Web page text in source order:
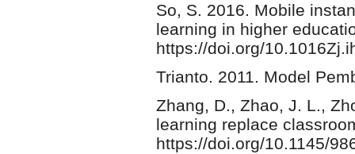
So, S. 2016. Mobile
learning in higher
https://doi.org/
Trianto. 2011. Model
Zhang, D., Zhao, J. L.,
learning replace
https://doi.org/10.1145/